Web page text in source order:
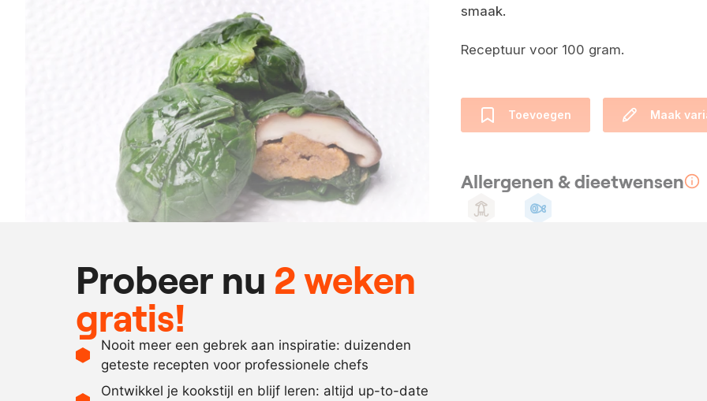
smaak.
Receptuur voor 100 gram.
Toevoegen Maak
Allergenen & dieetwensen
Probeer nu 2 weken
gratis!
Nooit meer een gebrek aan inspiratie: duizenden
geteste recepten voor professionele chefs
Ontwikkel je kookstijl en blijf leren: altijd up-to-date